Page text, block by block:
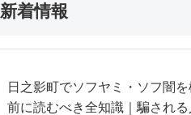
新着情報
日之影町でソフヤミ・ソフ闇
前に読むべき全知識｜騙される